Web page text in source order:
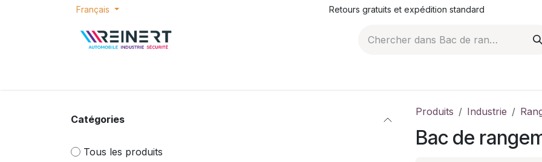
Se rendre au contenu
Français Retours gratuits et expédition standard
Catégories
Tous les produits
Produits Industrie
Bac de